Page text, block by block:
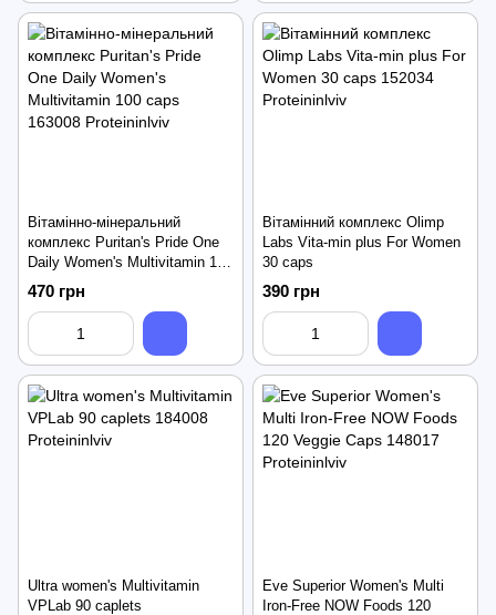
Вітамінно-мінеральний
комплекс Puritan's Pride One
Daily Women's Multivitamin 100
caps
470 грн
Вітамінний комплекс Olimp
Labs Vita-min plus For Women
30 caps
390 грн
Ultra women's Multivitamin
VPLab 90 caplets
Eve Superior Women's Multi
Iron-Free NOW Foods 120